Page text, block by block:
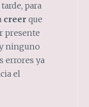
para
creerque
presente
ninguno
errores ya
el